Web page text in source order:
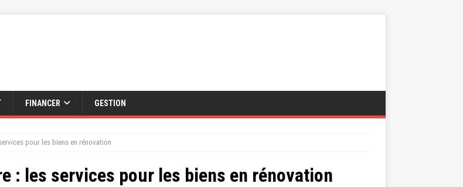
FINANCER GESTION
pour les biens en rénovation
: les services pour les biens en rénovation